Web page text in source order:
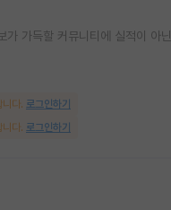
가득할 커뮤니티에 실적이 아
다. 로그인하기
다. 로그인하기